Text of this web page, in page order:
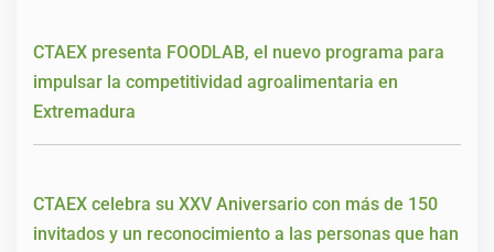
CTAEX presenta FOODLAB, el nuevo programa para
impulsar la competitividad agroalimentaria en
Extremadura
CTAEX celebra su XXV Aniversario con más de 150
invitados y un reconocimiento a las personas que han